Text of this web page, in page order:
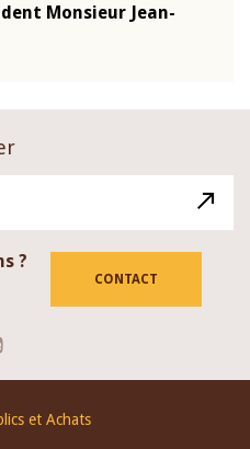
Monsieur Jean-
?
CONTACT
et Achats